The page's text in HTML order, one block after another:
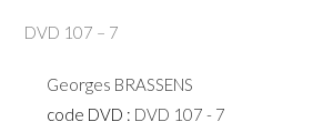
DVD 107 – 7
Georges BRASSENS
code DVD : DVD 107 - 7